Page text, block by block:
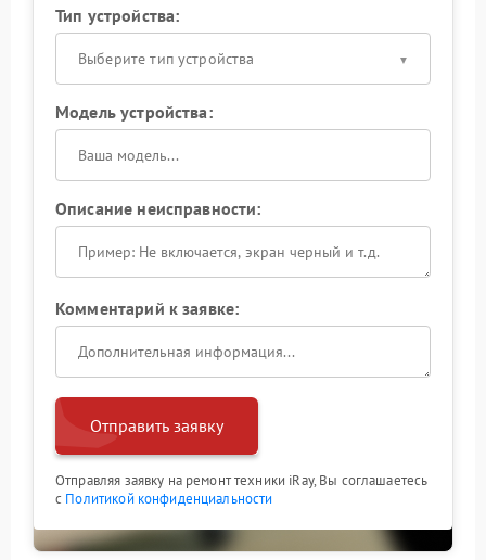
Тип устройства:
Выберите тип устройства
Модель устройства:
Описание неисправности:
Комментарий к заявке:
Отправить заявку
Отправляя заявку на ремонт техники iRay, Вы соглашаетесь
с Политикой конфиденциальности